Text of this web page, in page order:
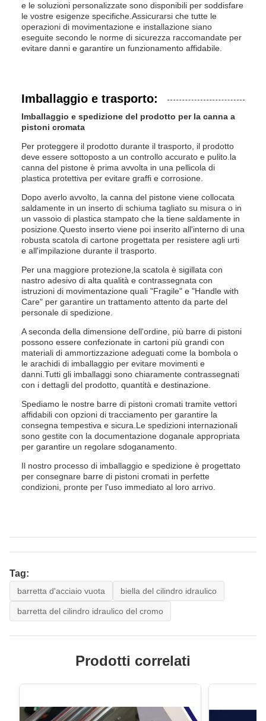
e le soluzioni personalizzate sono disponibili per soddisfare
le vostre esigenze specifiche.Assicurarsi che tutte le
operazioni di movimentazione e installazione siano
eseguite secondo le norme di sicurezza raccomandate per
evitare danni e garantire un funzionamento affidabile.
Imballaggio e trasporto:
Imballaggio e spedizione del prodotto per la canna a
pistoni cromata
Per proteggere il prodotto durante il trasporto, il prodotto
deve essere sottoposto a un controllo accurato e pulito.la
canna del pistone è prima avvolta in una pellicola di
plastica protettiva per evitare graffi e corrosione.
Dopo averlo avvolto, la canna del pistone viene collocata
saldamente in un inserto di schiuma tagliato su misura o in
un vassoio di plastica stampato che la tiene saldamente in
posizione.Questo inserto viene poi inserito all'interno di una
robusta scatola di cartone progettata per resistere agli urti
e all'impilazione durante il trasporto.
Per una maggiore protezione,la scatola è sigillata con
nastro adesivo di alta qualità e contrassegnata con
istruzioni di movimentazione quali "Fragile" e "Handle with
Care" per garantire un trattamento attento da parte del
personale di spedizione.
A seconda della dimensione dell'ordine, più barre di pistoni
possono essere confezionate in cartoni più grandi con
materiali di ammortizzazione adeguati come la bombola o
le arachidi di imballaggio per evitare movimenti e
danni.Tutti gli imballaggi sono chiaramente contrassegnati
con i dettagli del prodotto, quantità e destinazione.
Spediamo le nostre barre di pistoni cromati tramite vettori
affidabili con opzioni di tracciamento per garantire la
consegna tempestiva e sicura.Le spedizioni internazionali
sono gestite con la documentazione doganale appropriata
per garantire un regolare sdoganamento.
Il nostro processo di imballaggio e spedizione è progettato
per consegnare barre di pistoni cromati in perfette
condizioni, pronte per l'uso immediato al loro arrivo.
Tag:
barretta d'acciaio vuota biella del cilindro idraulico
barretta del cilindro idraulico del cromo
Prodotti correlati